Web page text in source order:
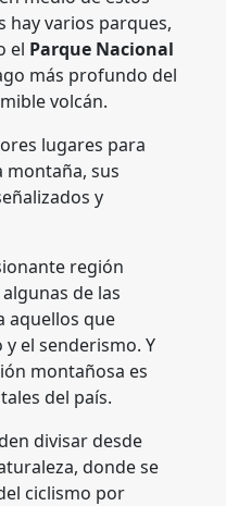
hay varios parques,
el Parque Nacional
más profundo del
volcán.
lugares para
montaña, sus
y
región
de las
aquellos que
el senderismo. Y
montañosa es
del país.
divisar desde
donde se
ciclismo por